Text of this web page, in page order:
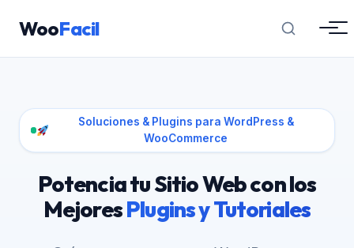
WooFacil
Soluciones & Plugins para WordPress &
WooCommerce
Potencia tu Sitio Web con los
MejoresPlugins y Tutoriales